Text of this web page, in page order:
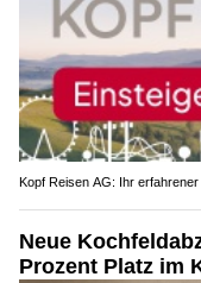
Kopf Reisen AG: Ihr
Neue
Prozent Platz im